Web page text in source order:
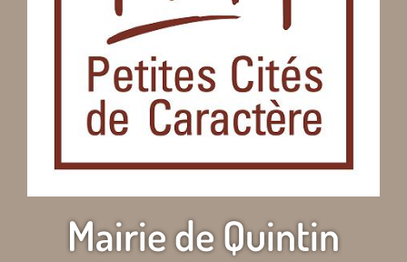
Mairie de Quintin